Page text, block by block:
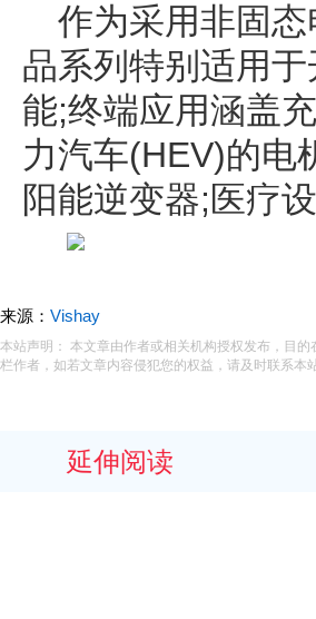
作为采用非固
品系列特别适用
能;终端应用涵盖充
力汽车(HEV)的电
阳能逆变器;医疗
来源： Vishay
本站声明： 本文章由作者或相关机构授权发布，目
栏作者，如若文章内容侵犯您的权益，请及时联系
延伸阅读